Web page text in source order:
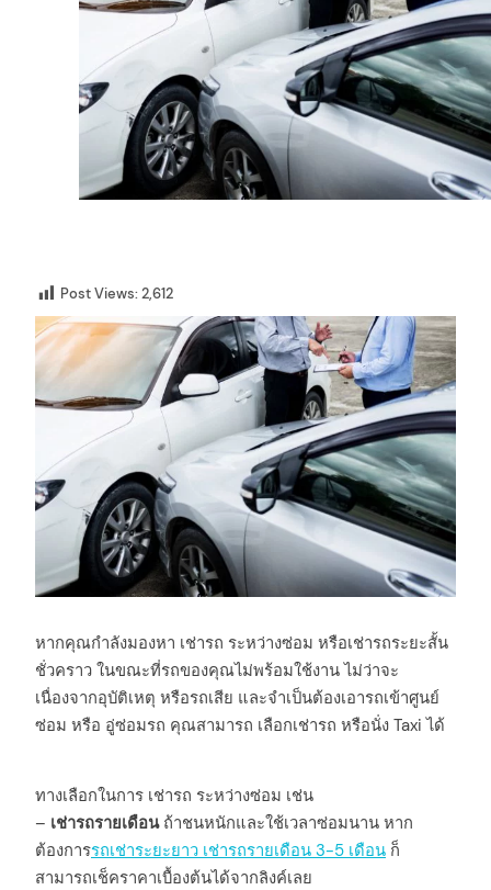
Post Views:2,612
หากคุณกำลังมองหา เช่ารถ ระหว่างซ่อม หรือเช่ารถระยะสั้น
ชั่วคราว ในขณะที่รถของคุณไม่พร้อมใช้งาน ไม่ว่าจะ
เนื่องจากอุบัติเหตุ หรือรถเสีย และจำเป็นต้องเอารถเข้าศูนย์
ซ่อม หรือ อู่ซ่อมรถ คุณสามารถ เลือกเช่ารถ หรือนั่ง Taxi ได้
ทางเลือกในการ เช่ารถ ระหว่างซ่อม เช่น
– เช่ารถรายเดือนถ้าชนหนักและใช้เวลาซ่อมนาน หาก
ต้องการรถเช่าระยะยาว เช่ารถรายเดือน 3-5 เดือน ก็
สามารถเช็คราคาเบื้องต้นได้จากลิงค์เลย